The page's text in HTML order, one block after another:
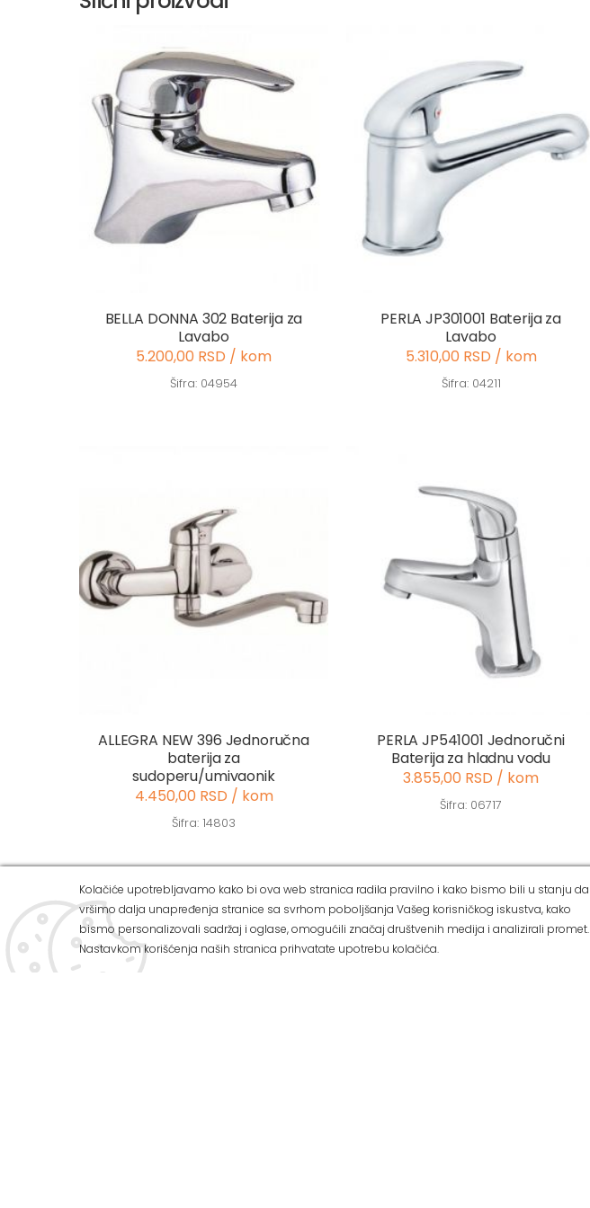
BELLA DONNA 302 Baterija za
Lavabo
5.200,00 RSD / kom
Šifra: 04954
PERLA JP301001 Baterija za
Lavabo
5.310,00 RSD / kom
Šifra: 04211
ALLEGRA NEW 396 Jednoručna
baterija za
sudoperu/umivaonik
4.450,00 RSD / kom
Šifra: 14803
PERLA JP541001 Jednoručni
Baterija za hladnu vodu
3.855,00 RSD / kom
Šifra: 06717
ALVOS UGRINOVCI
Ul Zemunska 281a, 11277 Ugrinovci
Kolačiće upotrebljavamo kako bi ova web stranica radila pravilno i kako bismo bili u stanju da
vršimo dalja unapređenja stranice sa svrhom poboljšanja Vašeg korisničkog iskustva, kako
bismo personalizovali sadržaj i oglase, omogućili značaj društvenih medija i analizirali promet.
Nastavkom korišćenja naših stranica prihvatate upotrebu kolačića.